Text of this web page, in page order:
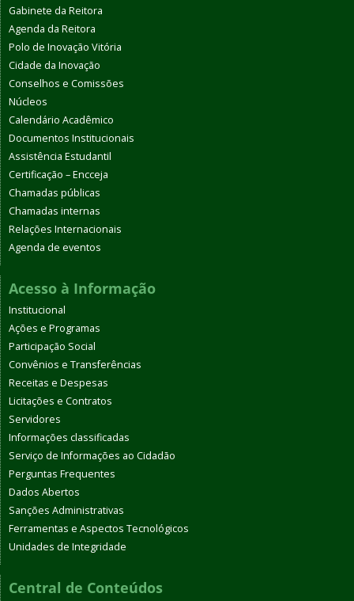
Gabinete da Reitora
Agenda da Reitora
Polo de Inovação Vitória
Cidade da Inovação
Conselhos e Comissões
Núcleos
Calendário Acadêmico
Documentos Institucionais
Assistência Estudantil
Certificação – Encceja
Chamadas públicas
Chamadas internas
Relações Internacionais
Agenda de eventos
Acesso à Informação
Institucional
Ações e Programas
Participação Social
Convênios e Transferências
Receitas e Despesas
Licitações e Contratos
Servidores
Informações classificadas
Serviço de Informações ao Cidadão
Perguntas Frequentes
Dados Abertos
Sanções Administrativas
Ferramentas e Aspectos Tecnológicos
Unidades de Integridade
Central de Conteúdos